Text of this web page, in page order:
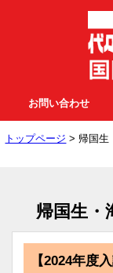
お問い合わせ
トップページ > 帰国生
帰国生・
【2024年度